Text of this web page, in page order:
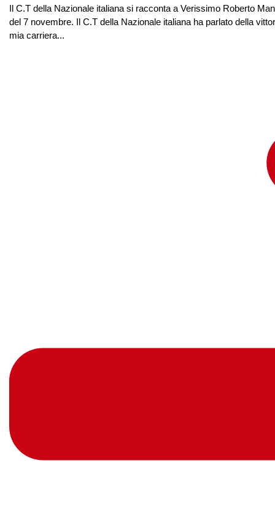
Il C.T della Nazionale italiana si racconta a Verissimo Roberto
del 7 novembre. Il C.T della Nazionale italiana ha parlato della
mia carriera...